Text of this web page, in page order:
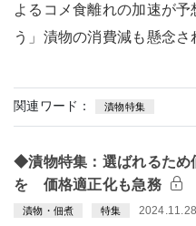
よるコメ食離れの加速が
う」漬物の消費減も懸念さ
関連ワード： 漬物特集
◆漬物特集：選ばれるため
を 価格適正化も急務
漬物・佃煮 特集 2024.11.28